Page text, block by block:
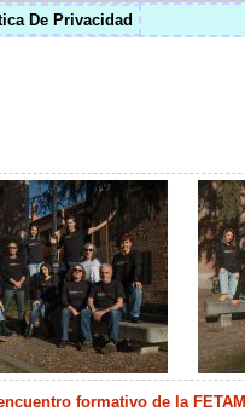
De Privacidad
formativo de la FETAM